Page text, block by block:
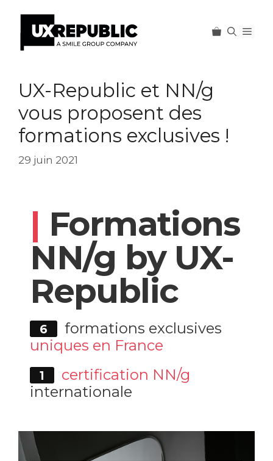
contenu
UX-Republic et NN/g
vous proposent des
formations exclusives !
29 juin 2021
| Formations
NN/g by UX-
Republic
6
formations exclusives
uniques en France
1
certification NN/g
internationale